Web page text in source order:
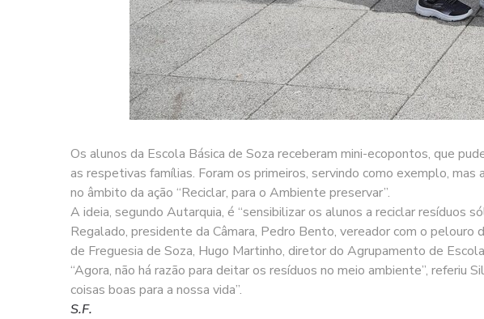
Os alunos da Escola Básica de Soza receberam mini-ecopontos, que
as respetivas famílias. Foram os primeiros, servindo como exemplo,
no âmbito da ação “Reciclar, para o Ambiente preservar”.
A ideia, segundo Autarquia, é “sensibilizar os alunos a reciclar resíduos
Regalado, presidente da Câmara, Pedro Bento, vereador com o pelouro
de Freguesia de Soza, Hugo Martinho, diretor do Agrupamento de
“Agora, não há razão para deitar os resíduos no meio ambiente”, referiu
coisas boas para a nossa vida”.
S.F.